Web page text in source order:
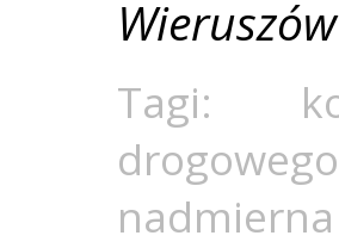
Wieruszów
Tagi:
drogowego